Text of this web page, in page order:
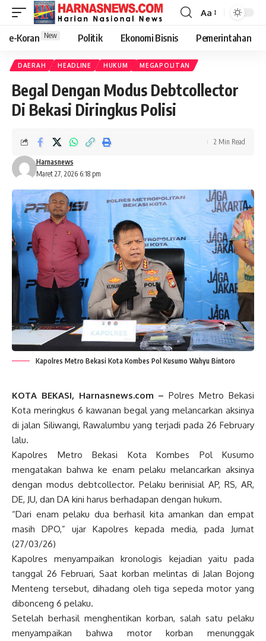
Aa
e-Koran New Politik Ekonomi Bisnis Pemerintahan
DAERAH HEADLINE HUKUM MEGAPOLITAN
Begal Dengan Modus Debtcollector
Di Bekasi Diringkus Polisi
Maret 27, 2026 6:18 pm
Harnasnews
2 Min Read
Kapolres Metro Bekasi Kota Kombes Pol Kusumo Wahyu Bintoro
KOTA BEKASI, Harnasnews.com – Polres Metro Bekasi
Kota meringkus 6 kawanan begal yang melancarkan aksinya
di jalan Siliwangi, Rawalumbu yang terjadi pada 26 February
lalu.
Kapolres Metro Bekasi Kota Kombes Pol Kusumo
mengatakan bahwa ke enam pelaku melancarkan aksinya
dengan modus debtcollector. Pelaku berinisial AP, RS, AR,
DE, JU, dan DA kini harus berhadapan dengan hukum.
“Dari enam pelaku dua berhasil kita amankan dan empat
masih DPO,” ujar Kapolres kepada media, pada Jumat
(27/03/26)
Kapolres menyampaikan kronologis kejadian yaitu pada
tanggal 26 Februari, Saat korban melintas di Jalan Bojong
Menteng tersebut, dihadang oleh tiga sepeda motor yang
dibonceng 6 pelaku.
Setelah berhasil menghentikan korban, salah satu pelaku
menyampaikan bahwa motor korban menunggak